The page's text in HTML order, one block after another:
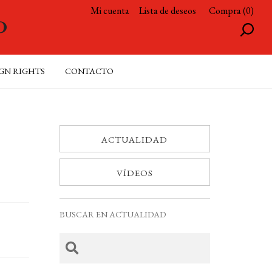
Mi cuenta Lista de deseos Compra (0)
RIGHTS CONTACTO
ACTUALIDAD
VÍDEOS
BUSCAR EN ACTUALIDAD